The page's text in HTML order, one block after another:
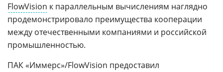
FlowVision к параллельным вычислениям наглядно
продемонстрировало преимущества кооперации
между отечественными компаниями и российской
промышленностью.
ПАК «Иммерс»/FlowVision предоставил